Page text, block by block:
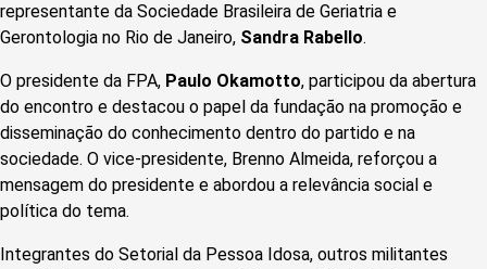
representante da Sociedade Brasileira de Geriatria e
Gerontologia no Rio de Janeiro, Sandra Rabello.
O presidente da FPA, Paulo Okamotto, participou da abertura
do encontro e destacou o papel da fundação na promoção e
disseminação do conhecimento dentro do partido e na
sociedade. O vice-presidente, Brenno Almeida, reforçou a
mensagem do presidente e abordou a relevância social e
política do tema.
Integrantes do Setorial da Pessoa Idosa, outros militantes